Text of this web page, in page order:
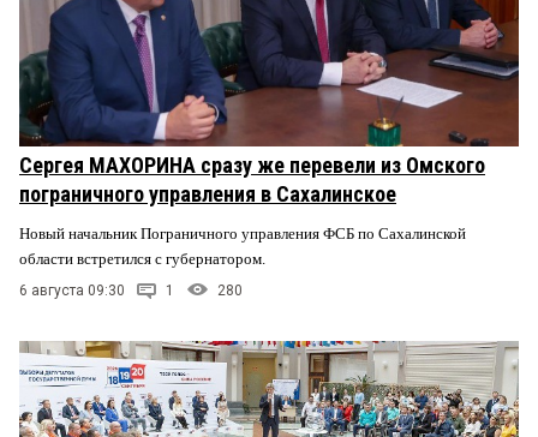
Сергея МАХОРИНА сразу же перевели из Омского
пограничного управления в Сахалинское
Новый начальник Пограничного управления ФСБ по Сахалинской
области встретился с губернатором.
6 августа 09:30 1 280